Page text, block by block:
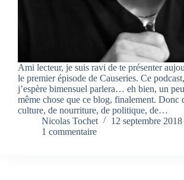
Ami lecteur, je suis ravi de te présenter
le premier épisode de Causeries. Ce
j’espère bimensuel parlera… eh bien, un
même chose que ce blog, finalement. Donc
culture, de nourriture, de politique, de…
Nicolas Tochet
12 septembre 2018
1 commentaire